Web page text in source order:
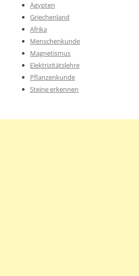
Ägypten
Griechenland
Afrika
Menschenkunde
Magnetismus
Elektrizitätslehre
Pflanzenkunde
Steine erkennen